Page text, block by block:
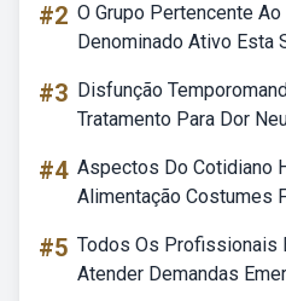
#2 O Grupo Pertencente
Denominado Ativo Esta
#3 Disfunção
Tratamento Para Dor
#4 Aspectos Do Cotidiano
Alimentação Costumes
#5 Todos Os Profissionais
Atender Demandas